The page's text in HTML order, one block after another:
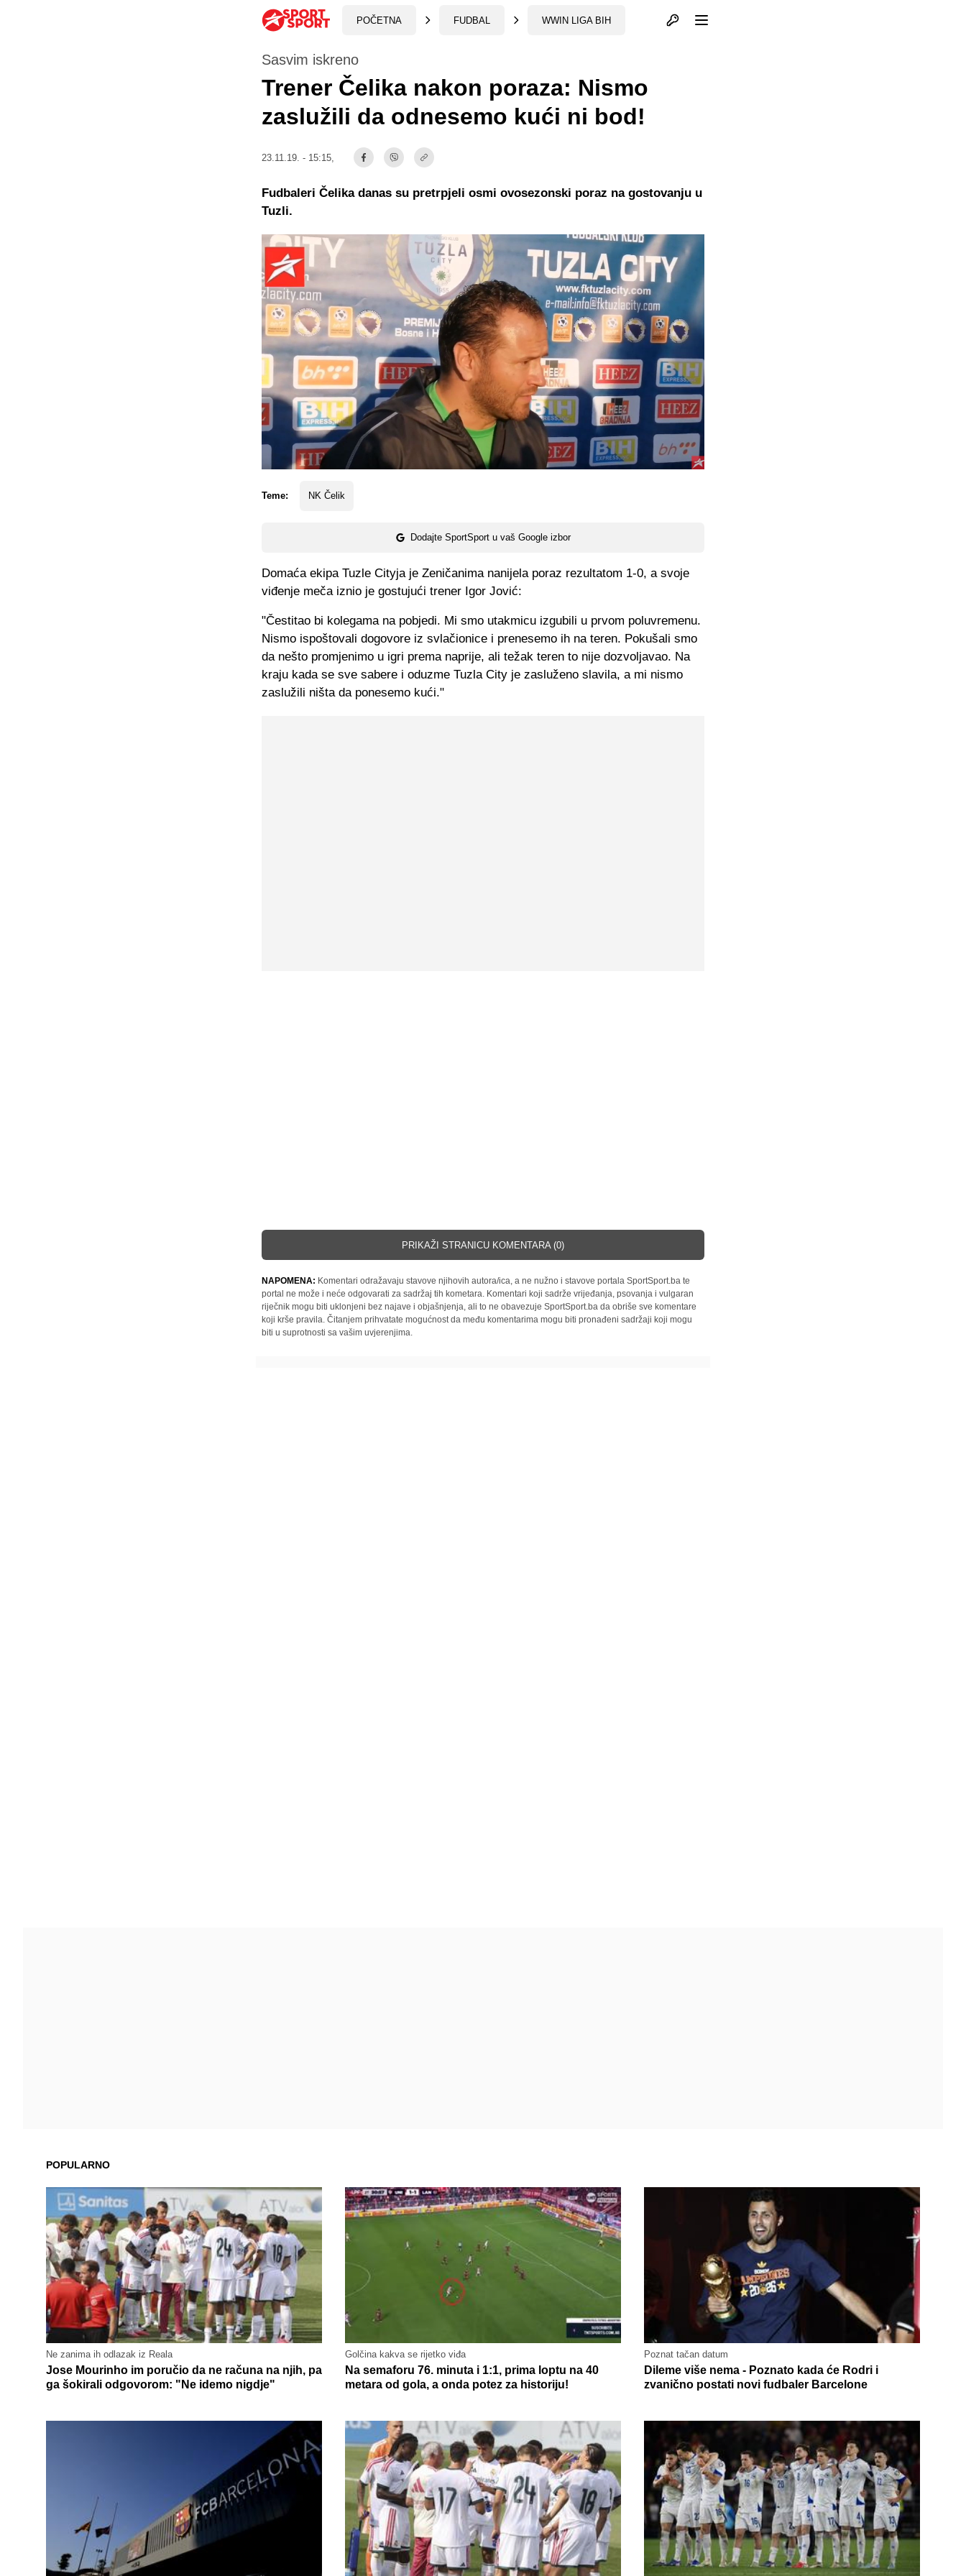
POČETNA FUDBAL WWIN LIGA BIH Otvori profil
Sasvim iskreno
Trener Čelika nakon poraza: Nismo
zaslužili da odnesemo kući ni bod!
23.11.19. - 15:15,
Teme: NK Čelik
Dodajte SportSport u vaš Google izbor
Fudbaleri Čelika danas su pretrpjeli osmi ovosezonski poraz na gostovanju u
Tuzli.
Domaća ekipa Tuzle Cityja je Zeničanima nanijela poraz rezultatom 1-0, a svoje
viđenje meča iznio je gostujući trener Igor Jović:
"Čestitao bi kolegama na pobjedi. Mi smo utakmicu izgubili u prvom poluvremenu.
Nismo ispoštovali dogovore iz svlačionice i prenesemo ih na teren. Pokušali smo
da nešto promjenimo u igri prema naprije, ali težak teren to nije dozvoljavao. Na
kraju kada se sve sabere i oduzme Tuzla City je zasluženo slavila, a mi nismo
zaslužili ništa da ponesemo kući."
PRIKAŽI STRANICU KOMENTARA (0)
NAPOMENA: Komentari odražavaju stavove njihovih autora/ica, a ne nužno i stavove portala SportSport.ba te
portal ne može i neće odgovarati za sadržaj tih kometara. Komentari koji sadrže vrijeđanja, psovanja i vulgaran
riječnik mogu biti uklonjeni bez najave i objašnjenja, ali to ne obavezuje SportSport.ba da obriše sve komentare
koji krše pravila. Čitanjem prihvatate mogućnost da među komentarima mogu biti pronađeni sadržaji koji mogu
biti u suprotnosti sa vašim uvjerenjima.
POPULARNO
Ne zanima ih odlazak iz Reala
Jose Mourinho im poručio da ne računa na njih, pa
ga šokirali odgovorom: "Ne idemo nigdje"
Golčina kakva se rijetko viđa
Na semaforu 76. minuta i 1:1, prima loptu na 40
metara od gola, a onda potez za historiju!
Poznat tačan datum
Dileme više nema - Poznato kada će Rodri i
zvanično postati novi fudbaler Barcelone